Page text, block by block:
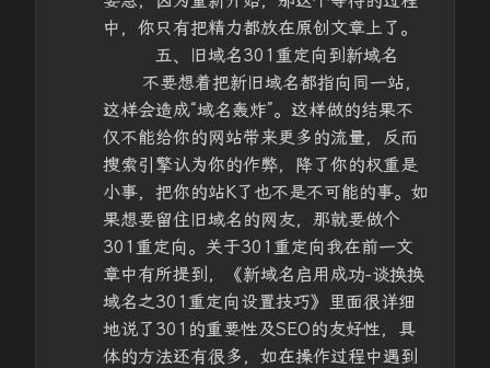
中，你只有把精力都放在原创文章上了。
五、旧域名301重定向到新域名
不要想着把新旧域名都指向同一站，
这样会造成“域名轰炸”。这样做的结果不
仅不能给你的网站带来更多的流量，反而
搜索引擎认为你的作弊，降了你的权重是
小事，把你的站K了也不是不可能的事。如
果想要留住旧域名的网友，那就要做个
301重定向。关于301重定向我在前一文
章中有所提到，《新域名启用成功-谈换换
域名之301重定向设置技巧》里面很详细
地说了301的重要性及SEO的友好性，具
体的方法还有很多，如在操作过程中遇到